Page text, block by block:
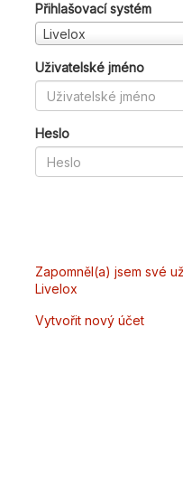
Přihlašovací systém
Livelox
Uživatelské jméno
Heslo
Zapomněl(a) jsem své
Livelox
Vytvořit nový účet